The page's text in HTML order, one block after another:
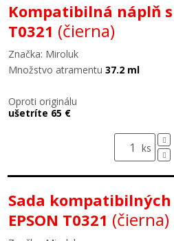
Kompatibilná náplň s
T0321 (čierna)
Značka: Miroluk
Množstvo atramentu 37.2 ml
Oproti originálu
ušetríte 65 €
ks
Sada
EPSON T0321 (čierna)